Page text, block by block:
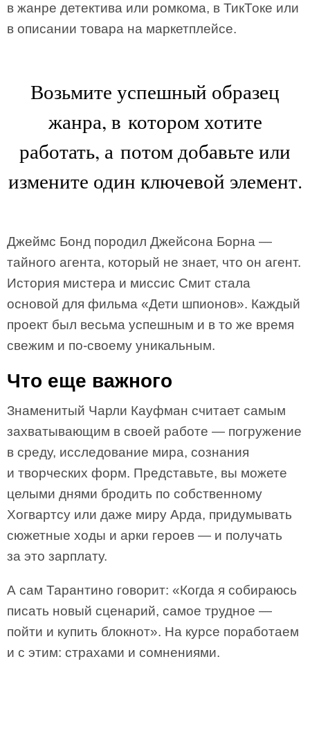
в жанре детектива или ромкома, в ТикТоке или
в описании товара на маркетплейсе.
Возьмите успешный образец
жанра, в котором хотите
работать, а потом добавьте или
измените один ключевой элемент.
Джеймс Бонд породил Джейсона Борна —
тайного агента, который не знает, что он агент.
История мистера и миссис Смит стала
основой для фильма «Дети шпионов». Каждый
проект был весьма успешным и в то же время
свежим и по-своему уникальным.
Что еще важного
Знаменитый Чарли Кауфман считает самым
захватывающим в своей работе — погружение
в среду, исследование мира, сознания
и творческих форм. Представьте, вы можете
целыми днями бродить по собственному
Хогвартсу или даже миру Арда, придумывать
сюжетные ходы и арки героев — и получать
за это зарплату.
А сам Тарантино говорит: «Когда я собираюсь
писать новый сценарий, самое трудное —
пойти и купить блокнот». На курсе поработаем
и с этим: страхами и сомнениями.